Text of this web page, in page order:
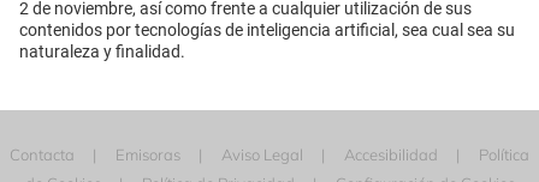
2 de noviembre, así como frente a cualquier utilización de sus
contenidos por tecnologías de inteligencia artificial, sea cual sea su
naturaleza y finalidad.
Contacta Emisoras Aviso Legal Accesibilidad
Política